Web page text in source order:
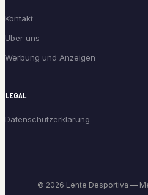
Kontakt
Über uns
Werbung und Anzeigen
LEGAL
Datenschutzerklärung
© 2026 Lente Desportiva —